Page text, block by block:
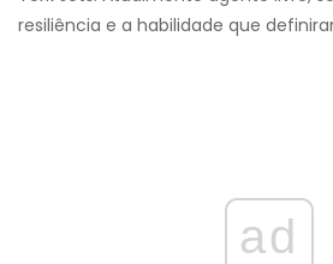
resiliência e a habilidade que
ad